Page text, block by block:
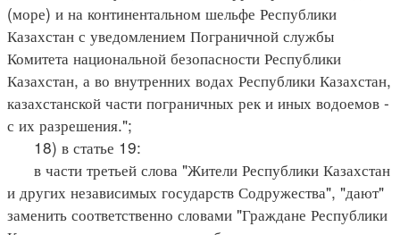
(море) и на континентальном шельфе Республики
Казахстан с уведомлением Пограничной службы
Комитета национальной безопасности Республики
Казахстан, а во внутренних водах Республики Казахстан,
казахстанской части пограничных рек и иных водоемов -
с их разрешения.";
18) в статье 19:
в части третьей слова "Жители Республики Казахстан
и других независимых государств Содружества", "дают"
заменить соответственно словами "Граждане Республики